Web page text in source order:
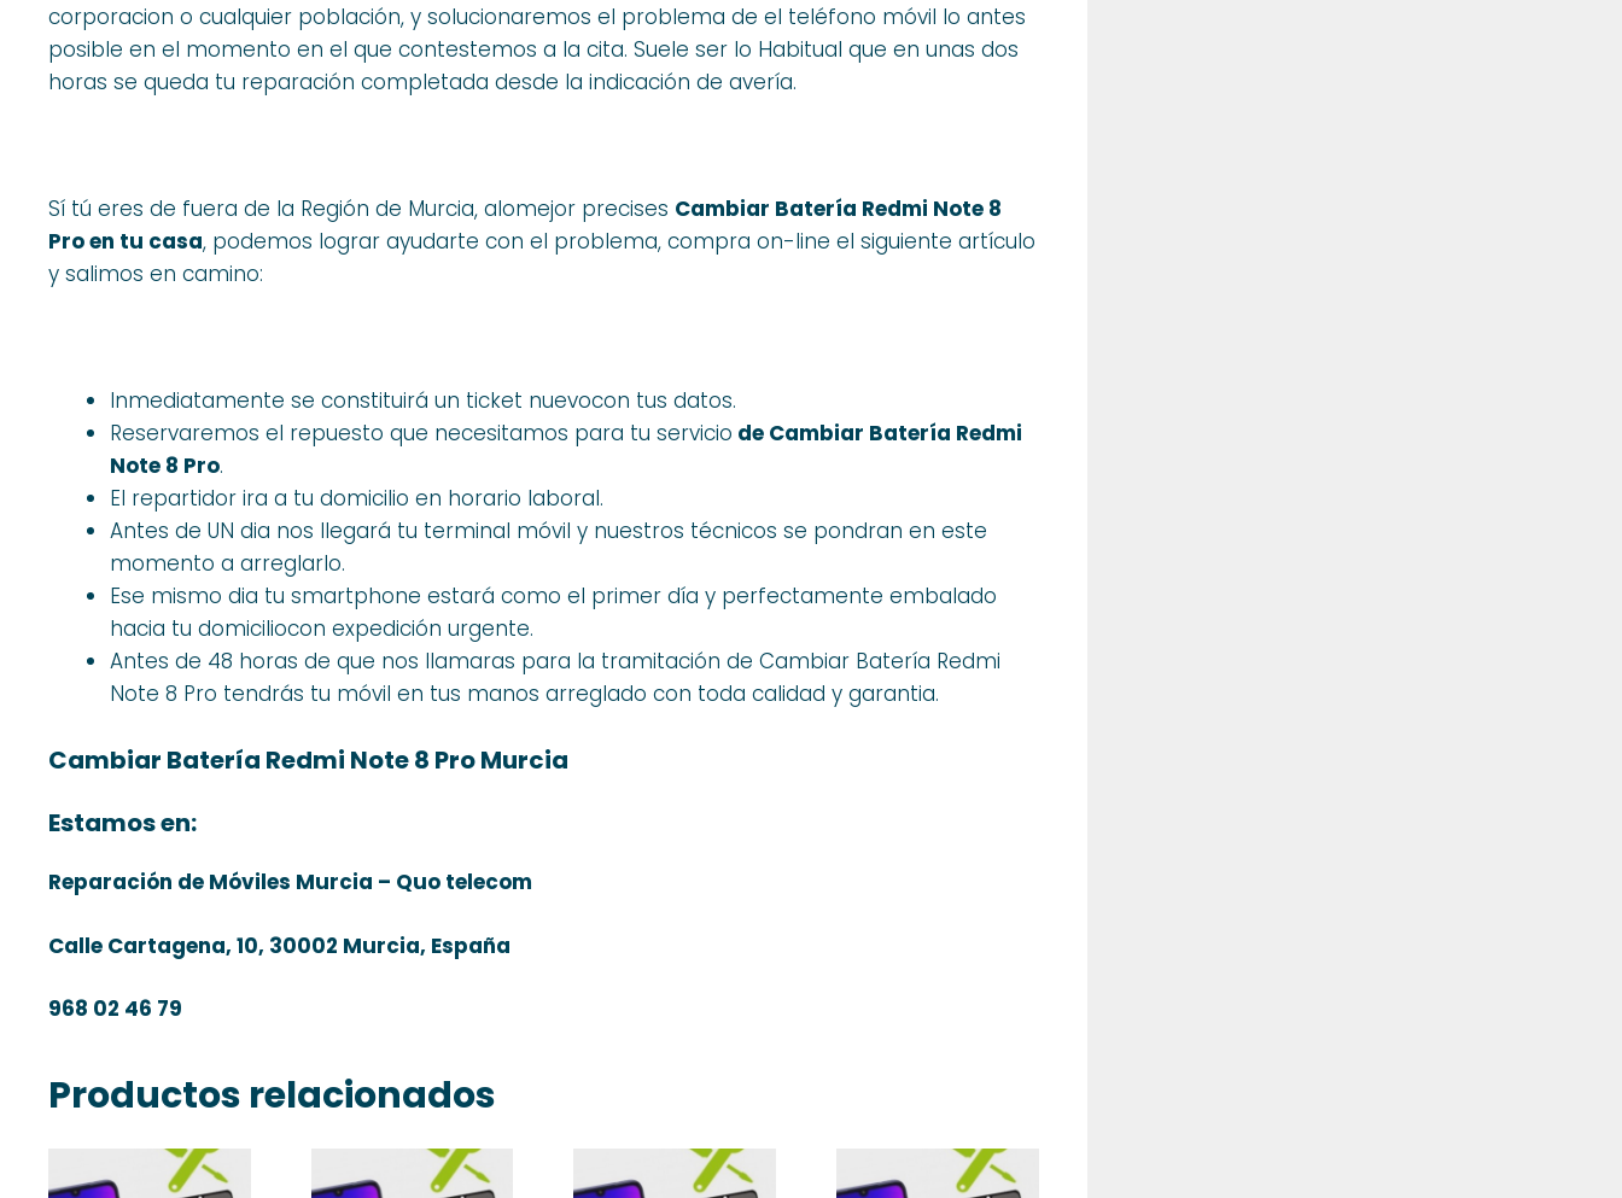
corporacion o cualquier población, y solucionaremos el problema de el teléfono móvil lo antes
posible en el momento en el que contestemos a la cita. Suele ser lo Habitual que en unas dos
horas se queda tu reparación completada desde la indicación de avería.
Sí tú eres de fuera de la Región de Murcia, alomejor precises Cambiar Batería Redmi Note 8
Pro en tu casa, podemos lograr ayudarte con el problema, compra on-line el siguiente artículo
y salimos en camino:
Inmediatamente se constituirá un ticket nuevocon tus datos.
Reservaremos el repuesto que necesitamos para tu servicio de Cambiar Batería Redmi
Note 8 Pro.
El repartidor ira a tu domicilio en horario laboral.
Antes de UN dia nos llegará tu terminal móvil y nuestros técnicos se pondran en este
momento a arreglarlo.
Ese mismo dia tu smartphone estará como el primer día y perfectamente embalado
hacia tu domiciliocon expedición urgente.
Antes de 48 horas de que nos llamaras para la tramitación de Cambiar Batería Redmi
Note 8 Pro tendrás tu móvil en tus manos arreglado con toda calidad y garantia.
Cambiar Batería Redmi Note 8 Pro Murcia
Estamos en:
Reparación de Móviles Murcia – Quo telecom
Calle Cartagena, 10, 30002 Murcia, España
968 02 46 79
Productos relacionados